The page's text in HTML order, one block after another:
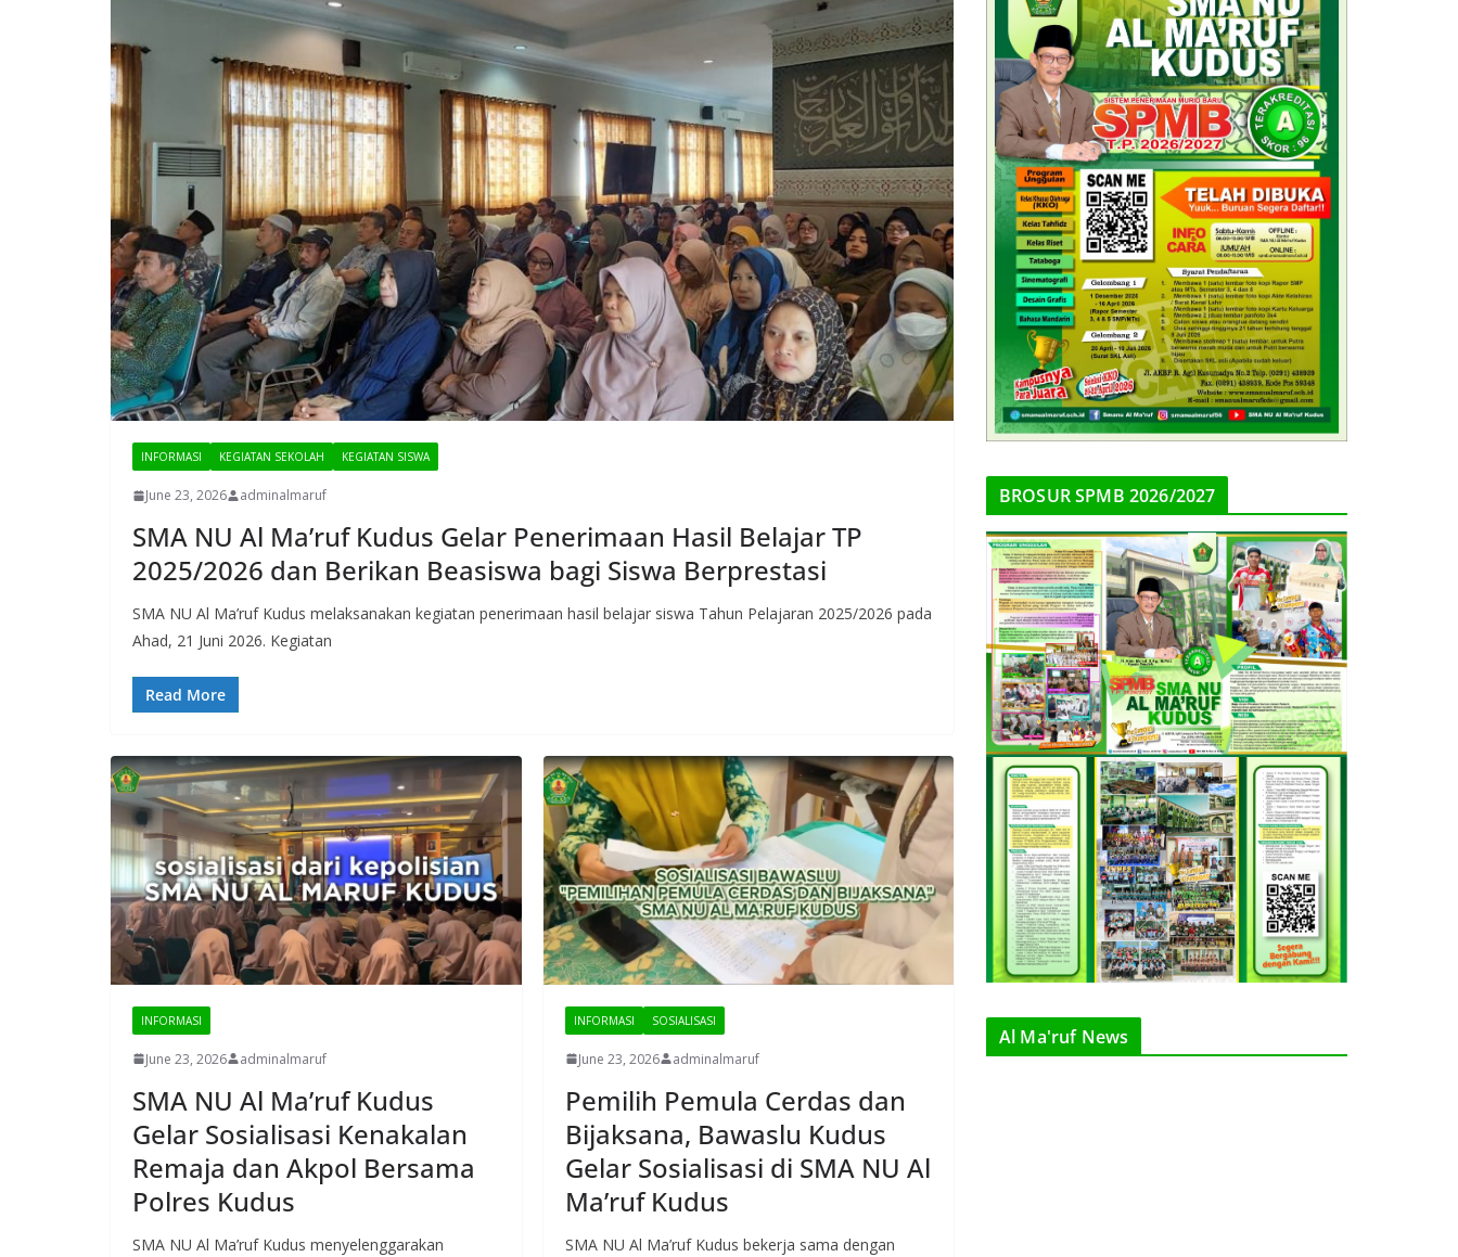
INFORMASI KEGIATAN SEKOLAH KEGIATAN SISWA
June 23, 2026 adminalmaruf
SMA NU Al Ma’ruf Kudus Gelar Penerimaan Hasil Belajar TP
2025/2026 dan Berikan Beasiswa bagi Siswa Berprestasi
SMA NU Al Ma’ruf Kudus melaksanakan kegiatan penerimaan hasil belajar siswa Tahun Pelajaran 2025/2026 pada
Ahad, 21 Juni 2026. Kegiatan
Read More
INFORMASI
June 23, 2026 adminalmaruf
SMA NU Al Ma’ruf Kudus
Gelar Sosialisasi Kenakalan
Remaja dan Akpol Bersama
Polres Kudus
SMA NU Al Ma’ruf Kudus menyelenggarakan
INFORMASI SOSIALISASI
June 23, 2026 adminalmaruf
Pemilih Pemula Cerdas dan
Bijaksana, Bawaslu Kudus
Gelar Sosialisasi di SMA NU Al
Ma’ruf Kudus
SMA NU Al Ma’ruf Kudus bekerja sama dengan
BROSUR SPMB 2026/2027
Al Ma'ruf News